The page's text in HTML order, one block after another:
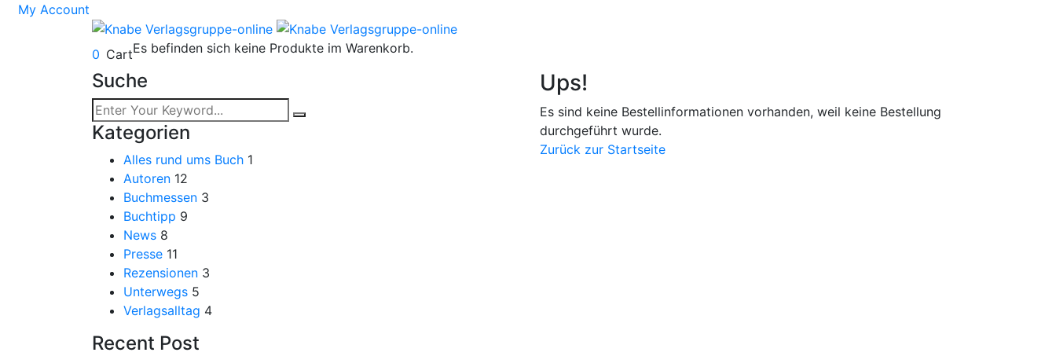
My Account
0 CartEs befinden sich keine Produkte im Warenkorb.
Ups!
Es sind keine Bestellinformationen vorhanden, weil keine Bestellung
durchgeführt wurde.
Zurück zur Startseite
Suche
Kategorien
Alles rund ums Buch 1
Autoren 12
Buchmessen 3
Buchtipp 9
News 8
Presse 11
Rezensionen 3
Unterwegs 5
Verlagsalltag 4
Recent Post